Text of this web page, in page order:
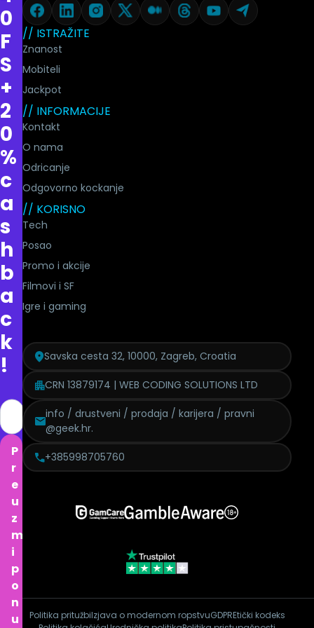
0
F
S
+
2
0
%
c
a
s
h
b
a
c
k
!
P
r
e
u
z
m
i
p
o
n
u
// ISTRAŽITE
Znanost
Mobiteli
Jackpot
// INFORMACIJE
Kontakt
O nama
Odricanje
Odgovorno kockanje
// KORISNO
Tech
Posao
Promo i akcije
Filmovi i SF
Igre i gaming
Savska cesta 32, 10000, Zagreb, Croatia
CRN 13879174 | WEB CODING SOLUTIONS LTD
info / drustveni / prodaja / karijera / pravni
@geek.hr.
+385998705760
Politika pritužbiIzjava o modernom ropstvuGDPREtički kodeks